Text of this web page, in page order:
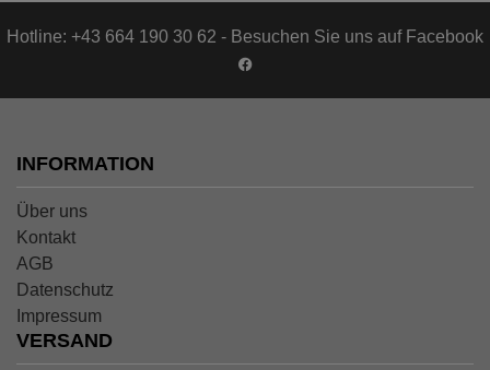
Hotline: +43 664 190 30 62 - Besuchen Sie uns auf Facebook
INFORMATION
Über uns
Kontakt
AGB
Datenschutz
Impressum
VERSAND